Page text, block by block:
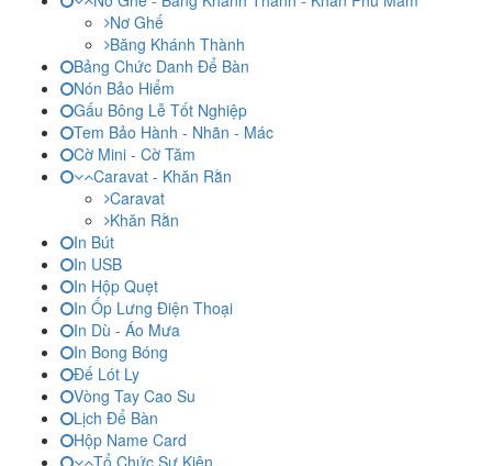
Nơ Ghế
Băng Khánh Thành
Bảng Chức Danh Để Bàn
Nón Bảo Hiểm
Gấu Bông Lễ Tốt Nghiệp
Tem Bảo Hành - Nhãn - Mác
Cờ Mini - Cờ Tăm
Caravat - Khăn Rằn
Caravat
Khăn Rằn
In Bút
In USB
In Hộp Quẹt
In Ốp Lưng Điện Thoại
In Dù - Áo Mưa
In Bong Bóng
Đế Lót Ly
Vòng Tay Cao Su
Lịch Để Bàn
Hộp Name Card
Tổ Chức Sự Kiện